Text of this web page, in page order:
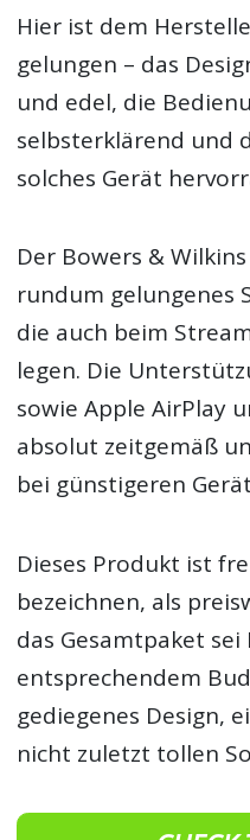
Hier ist dem
gelungen – das
und edel, die
selbsterklärend und
solches Gerät
Der Bowers &
rundum gelungenes
die auch beim
legen. Die
sowie Apple AirPlay
absolut zeitgemäß
bei günstigeren
Dieses Produkt ist
bezeichnen, als
das Gesamtpaket
entsprechendem
gediegenes Design,
nicht zuletzt tollen